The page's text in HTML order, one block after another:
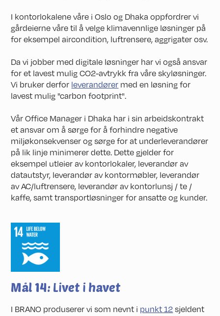
I kontorlokalene våre i Oslo og Dhaka oppfordrer vi
gårdeierne våre til å velge klimavennlige løsninger på
for eksempel aircondition, luftrensere, aggrigater osv.
Da vi jobber med digitale løsninger har vi også ansvar
for et lavest mulig CO2-avtrykk fra våre skyløsninger.
Vi bruker derfor leverandører med en løsning for
lavest mulig "carbon footprint".
Vår Office Manager i Dhaka har i sin arbeidskontrakt
et ansvar om å sørge for å forhindre negative
miljøkonsekvenser og sørge for at underleverandører
på lik linje minimerer dette. Dette gjelder for
eksempel utleier av kontorlokaler, leverandør av
datautstyr, leverandør av kontormøbler, leverandør
av AC/luftrensere, leverandør av kontorlunsj / te /
kaffe, samt transportløsninger for ansatte og kunder.
Mål 14: Livet i havet
I BRANO produserer vi som nevnt i punkt 12sjeldent